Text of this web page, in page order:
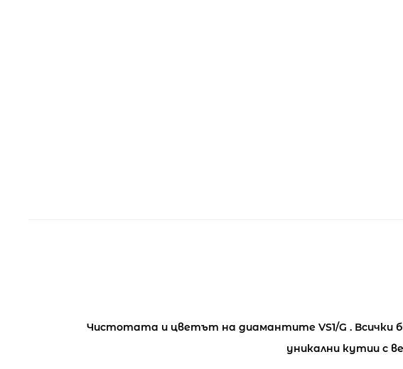
Чистотата и цветът на диамантите VS1/G .
уникални кутии с